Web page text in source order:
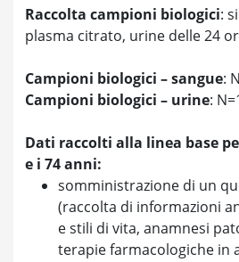
Raccolta campioni biologici:
plasma citrato, urine delle 24
Campioni biologici – sangue:
Campioni biologici – urine:
Dati raccolti alla linea base
e i 74 anni:
somministrazione di un
(raccolta di informazioni
e stili di vita, anamnesi
terapie farmacologiche in